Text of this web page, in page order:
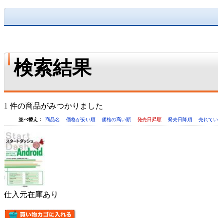
検索結果
1 件の商品がみつかりました
並べ替え： 商品名 価格が安い順 価格の高い順 発売日昇順 発売日降順 売れて
仕入元在庫あり